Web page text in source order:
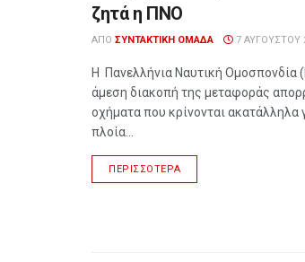
ζητά η ΠΝΟ
ΑΠΌ ΣΥΝΤΑΚΤΙΚΉ ΟΜΆΔΑ 7 ΑΥΓΟΎΣΤΟΥ
Η Πανελλήνια Ναυτική Ομοσπονδία
άμεση διακοπή της μεταφοράς
οχήματα που κρίνονται
πλοία...
ΠΕΡΙΣΣΌΤΕΡΑ